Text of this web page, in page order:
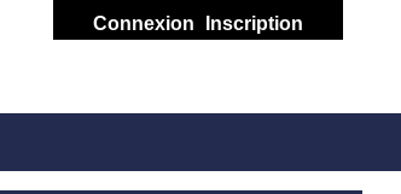
Connexion Inscription